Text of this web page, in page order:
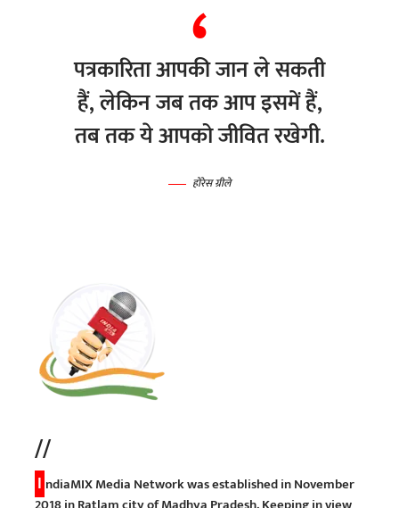
पत्रकारिता आपकी जान ले सकती
हैं, लेकिन जब तक आप इसमें हैं,
तब तक ये आपको जीवित रखेगी.
होरेस ग्रीले
//
I ndiaMIX Media Network was established in November